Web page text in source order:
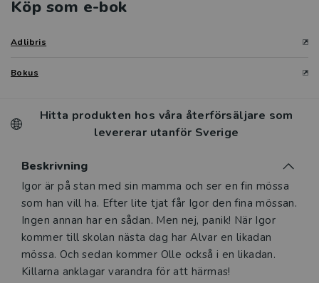
Köp som e-bok
Adlibris
Bokus
Hitta produkten hos våra återförsäljare som
levererar utanför Sverige
Beskrivning
Beskrivning
Igor är på stan med sin mamma och ser en fin mössa
som han vill ha. Efter lite tjat får Igor den fina mössan.
Ingen annan har en sådan. Men nej, panik! När Igor
kommer till skolan nästa dag har Alvar en likadan
mössa. Och sedan kommer Olle också i en likadan.
Killarna anklagar varandra för att härmas!